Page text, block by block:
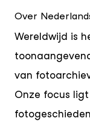
Over
Wereldwijd is
van
Onze focus